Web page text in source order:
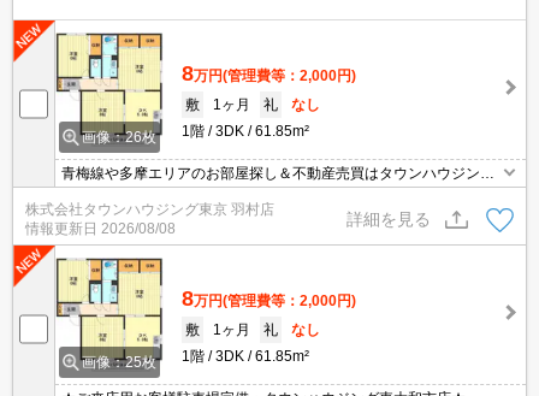
画像：26枚
8万円(管理費等：2,000円)
敷
1ヶ月 礼
なし
1階
3DK 61.85m²
青梅線や多摩エリアのお部屋探し＆不動産売買はタウンハウジング
羽村店にお任せを！ご来店時無料駐車場ご用意あります！
株式会社タウンハウジング東京 羽村店
情報更新日 2026/08/08
詳細を見る
画像：25枚
8万円(管理費等：2,000円)
敷
1ヶ月 礼
なし
1階
3DK 61.85m²